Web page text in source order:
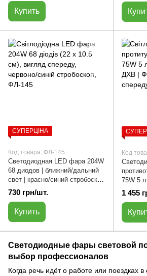
Купить
СУПЕРЦІНА
Код товара: ФЛ-145
Светодиодная LED фара 204W
68 диодов | ближний/дальний
свет | красно/синий стробоскоп
(22 х 10.5 см) | ФЛ-145
730 грн/шт.
Купить
Код
75W 5
| ФЛ-304
1 455
Светодиодные фары световой
выбор профессионалов
Когда речь идёт о работе или поездках